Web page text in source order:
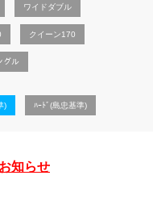
ワイドダブル
クイーン170
グル
) ﾊｰﾄﾞ(島忠基準)
知らせ